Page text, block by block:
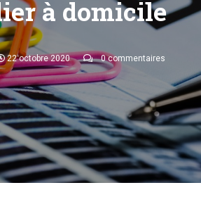
à domicile
22 octobre 2020 0 commentaires